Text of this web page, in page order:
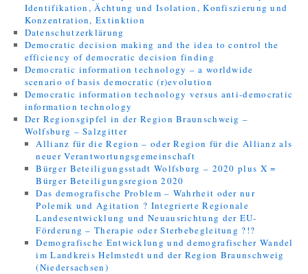
Identifikation, Ächtung und Isolation, Konfiszierung und
Konzentration, Extinktion
Datenschutzerklärung
Democratic decision making and the idea to control the
efficiency of democratic decision finding
Democratic information technology – a worldwide
scenario of basis democratic (r)evolution
Democratic information technology versus anti-democratic
information technology
Der Regionsgipfel in der Region Braunschweig –
Wolfsburg – Salzgitter
Allianz für die Region – oder Region für die Allianz als
neuer Verantwortungsgemeinschaft
Bürger Beteiligungsstadt Wolfsburg – 2020 plus X =
Bürger Beteiligungsregion 2020
Das demografische Problem – Wahrheit oder nur
Polemik und Agitation ? Integrierte Regionale
Landesentwicklung und Neuausrichtung der EU-
Förderung – Therapie oder Sterbebegleitung ?!?
Demografische Entwicklung und demografischer Wandel
im Landkreis Helmstedt und der Region Braunschweig
(Niedersachsen)